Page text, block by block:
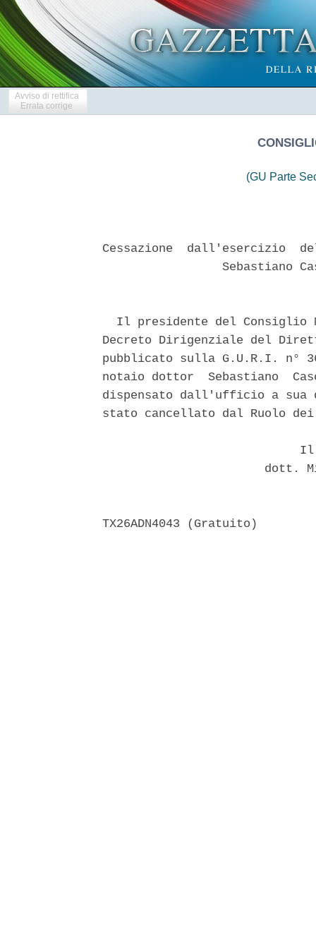
Avviso di rettifica
Errata corrige
(GU Parte
Cessazione  dall'esercizio
Sebastiano
Il presidente del Consiglio
Decreto Dirigenziale del
pubblicato sulla G.U.R.I. n°
notaio dottor  Sebastiano
dispensato dall'ufficio a sua
stato cancellato dal Ruolo
dott.